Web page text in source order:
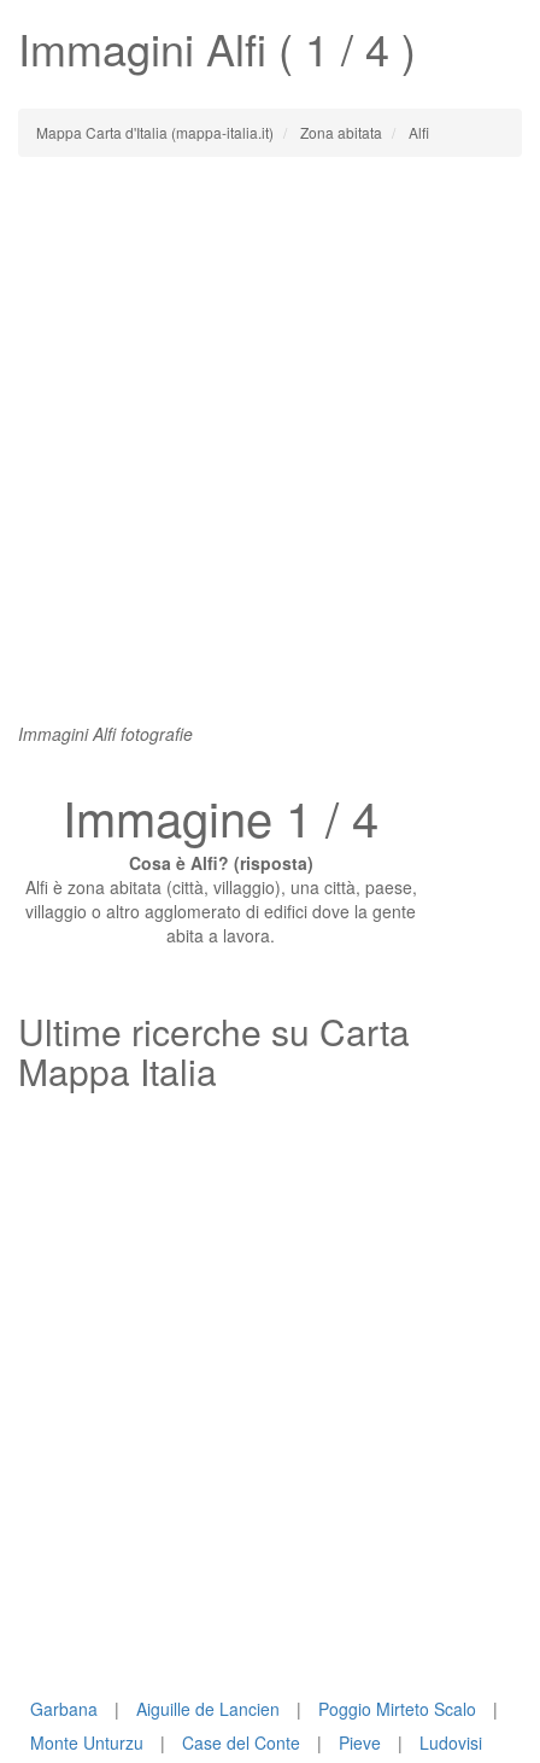
Immagini Alfi ( 1 / 4 )
Mappa Carta d'Italia (mappa-italia.it) Zona abitata Alfi
Immagini Alfi fotografie
Immagine 1 / 4
Cosa è Alfi? (risposta)
Alfi è zona abitata (città, villaggio), una città, paese,
villaggio o altro agglomerato di edifici dove la gente
abita a lavora.
Ultime ricerche su Carta
Mappa Italia
Garbana | Aiguille de Lancien | Poggio Mirteto Scalo
|
Monte Unturzu
| Case del Conte | Pieve |
Ludovisi